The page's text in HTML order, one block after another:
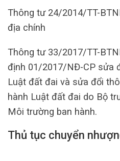
Thông tư 24/2014/TT-
địa chính
Thông tư 33/2017/TT-
định 01/2017/NĐ-CP sửa
Luật đất đai và sửa đổi
hành Luật đất đai do Bộ
Môi trường ban hành.
Thủ tục chuyển